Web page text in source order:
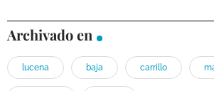
Archivado en
lucena baja carrillo